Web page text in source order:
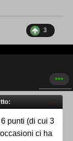
3
punti (di cui 3
ci ha